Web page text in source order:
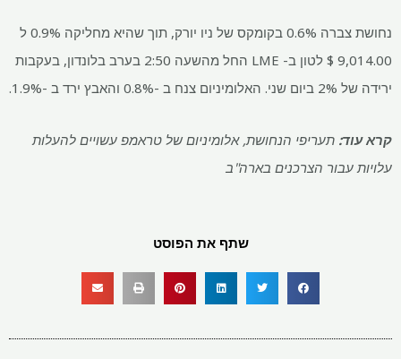
נחושת צברה 0.6% בקומקס של ניו יורק, תוך שהיא מחליקה 0.9% ל
9,014.00 $ לטון ב- LME החל מהשעה 2:50 בערב בלונדון, בעקבות
ירידה של 2% ביום שני. האלומיניום צנח ב -0.8% והאבץ ירד ב -1.9%.
קרא עוד: תעריפי הנחושת, אלומיניום של טראמפ עשויים להעלות
עלויות עבור הצרכנים בארה"ב
שתף את הפוסט